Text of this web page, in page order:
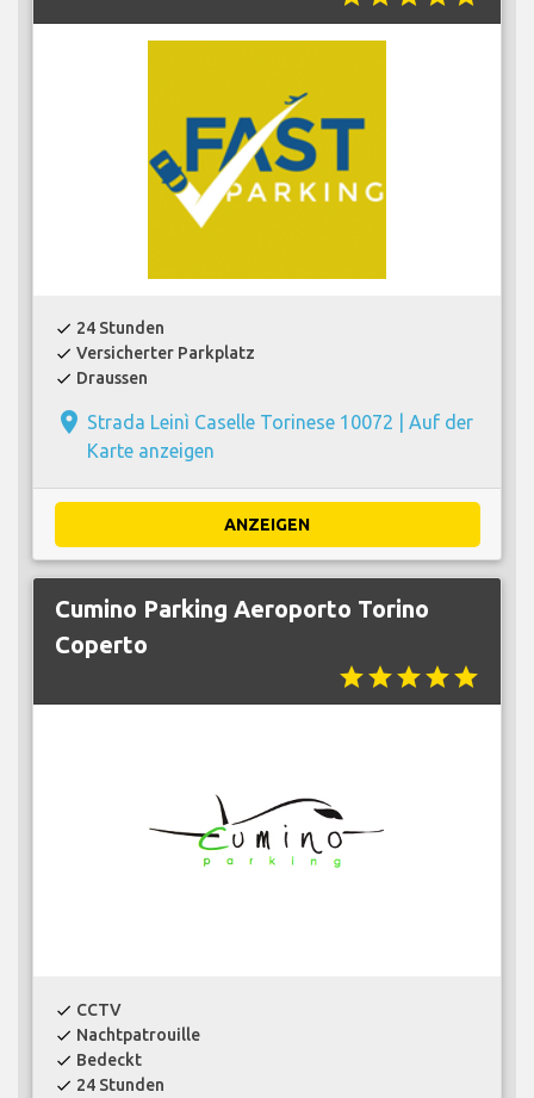
check 24 Stunden
check Versicherter Parkplatz
check Draussen
place Strada Leinì Caselle Torinese 10072 | Auf der
Karte anzeigen
ANZEIGEN
Cumino Parking Aeroporto Torino
Coperto
starstarstarstarstar
check CCTV
check Nachtpatrouille
check Bedeckt
check 24 Stunden